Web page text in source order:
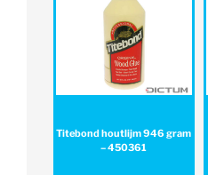
Titebond houtlijm 946 gram
– 450361